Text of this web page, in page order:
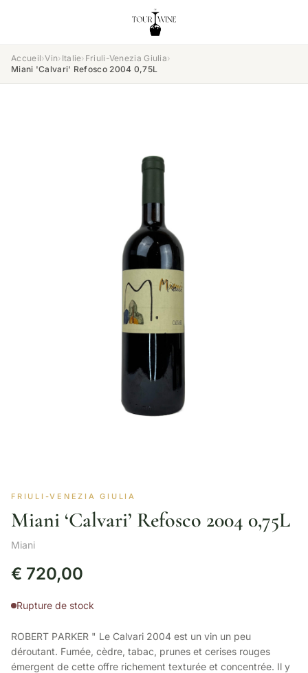
Accueil›Vin› Italie› Friuli-Venezia Giulia›
Miani 'Calvari' Refosco 2004 0,75L
FRIULI-VENEZIA GIULIA
Miani ‘Calvari’ Refosco 2004 0,75L
Miani
€ 720,00
Rupture de stock
ROBERT PARKER " Le Calvari 2004 est un vin un peu
déroutant. Fumée, cèdre, tabac, prunes et cerises rouges
émergent de cette offre richement texturée et concentrée. Il y